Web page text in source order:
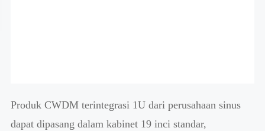
Produk CWDM terintegrasi 1U dari perusahaan sinus
dapat dipasang dalam kabinet 19 inci standar,